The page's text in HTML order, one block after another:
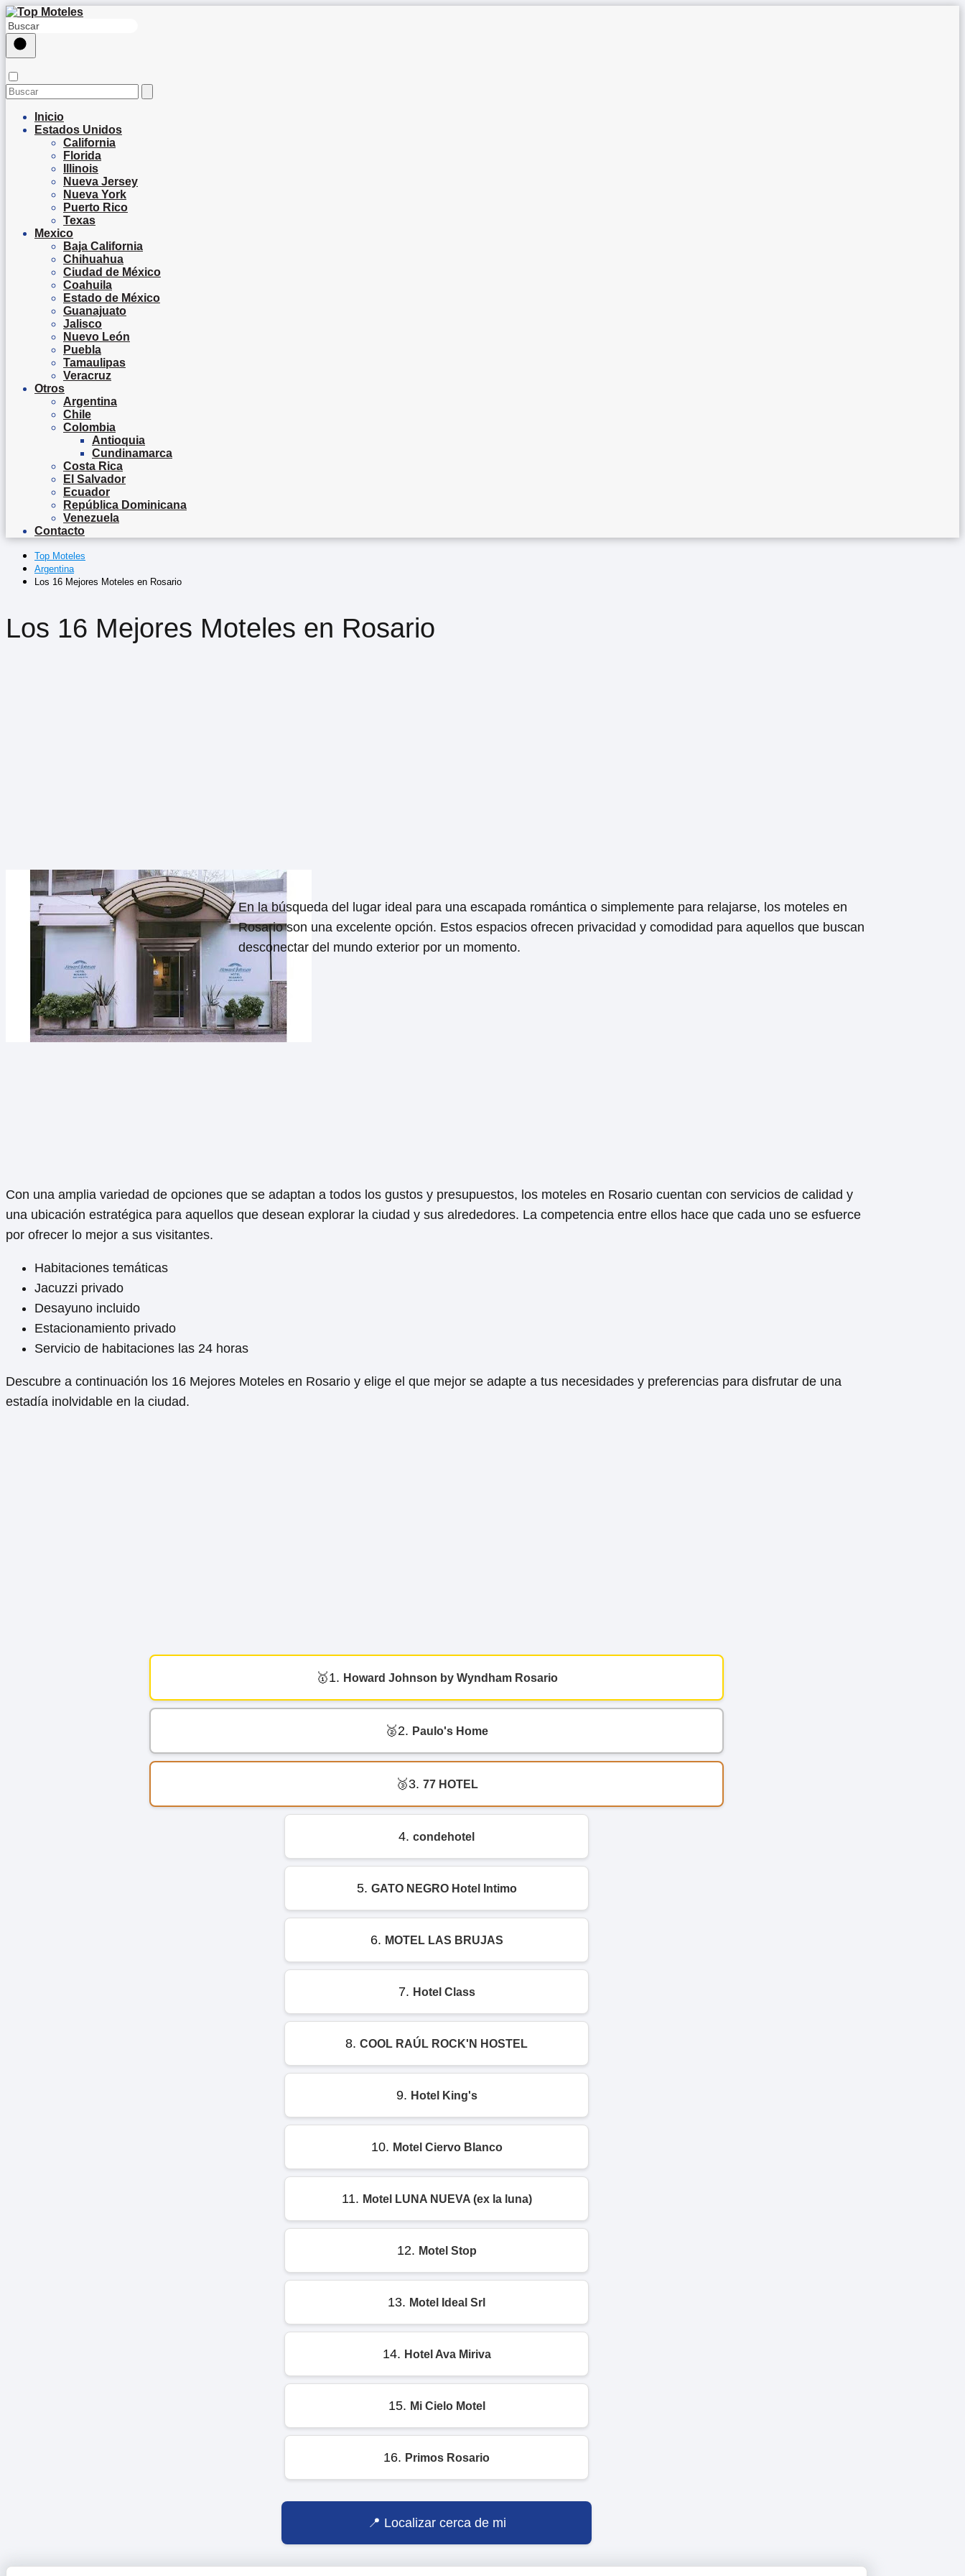
Inicio
Estados Unidos
California
Florida
Illinois
Nueva Jersey
Nueva York
Puerto Rico
Texas
Mexico
Baja California
Chihuahua
Ciudad de México
Coahuila
Estado de México
Guanajuato
Jalisco
Nuevo León
Puebla
Tamaulipas
Veracruz
Otros
Argentina
Chile
Colombia
Antioquia
Cundinamarca
Costa Rica
El Salvador
Ecuador
República Dominicana
Venezuela
Contacto
Top Moteles
Argentina
Los 16 Mejores Moteles en Rosario
Los 16 Mejores Moteles en Rosario
En la búsqueda del lugar ideal para una escapada romántica o simplemente para relajarse, los moteles en
Rosario son una excelente opción. Estos espacios ofrecen privacidad y comodidad para aquellos que buscan
desconectar del mundo exterior por un momento.
Con una amplia variedad de opciones que se adaptan a todos los gustos y presupuestos, los moteles en Rosario cuentan con servicios de calidad y
una ubicación estratégica para aquellos que desean explorar la ciudad y sus alrededores. La competencia entre ellos hace que cada uno se esfuerce
por ofrecer lo mejor a sus visitantes.
Habitaciones temáticas
Jacuzzi privado
Desayuno incluido
Estacionamiento privado
Servicio de habitaciones las 24 horas
Descubre a continuación los 16 Mejores Moteles en Rosario y elige el que mejor se adapte a tus necesidades y preferencias para disfrutar de una
estadía inolvidable en la ciudad.
1. Howard Johnson by Wyndham Rosario
2. Paulo's Home
3. 77 HOTEL
4. condehotel
5. GATO NEGRO Hotel Intimo
6. MOTEL LAS BRUJAS
7. Hotel Class
8. COOL RAÚL ROCK'N HOSTEL
9. Hotel King's
10. Motel Ciervo Blanco
11. Motel LUNA NUEVA (ex la luna)
12. Motel Stop
13. Motel Ideal Srl
14. Hotel Ava Miriva
15. Mi Cielo Motel
16. Primos Rosario
Localizar cerca de mi